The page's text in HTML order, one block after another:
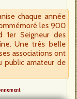
chaque année
les 900
1er Seigneur des
Une très belle
associations ont
public amateur de